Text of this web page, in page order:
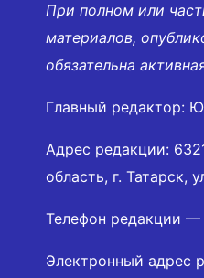
При полном или
материалов,
обязательна
Главный редактор:
Адрес редакции:
область, г. Татарск,
Телефон редакции —
Электронный адрес